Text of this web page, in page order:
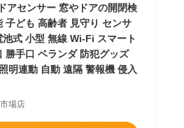
アセンサー 窓やドアの開閉検
子ども 高齢者 見守り センサ
式 小型 無線 Wi-Fi スマート
勝手口 ベランダ 防犯グッズ
明連動 自動 遠隔 警報機 侵入
場店